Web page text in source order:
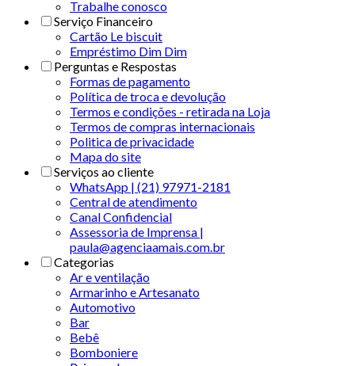
Trabalhe conosco
Serviço Financeiro
Cartão Le biscuit
Empréstimo Dim Dim
Perguntas e Respostas
Formas de pagamento
Política de troca e devolução
Termos e condições - retirada na Loja
Termos de compras internacionais
Politica de privacidade
Mapa do site
Serviços ao cliente
WhatsApp | (21) 97971-2181
Central de atendimento
Canal Confidencial
Assessoria de Imprensa |
paula@agenciaamais.com.br
Categorias
Ar e ventilação
Armarinho e Artesanato
Automotivo
Bar
Bebê
Bomboniere